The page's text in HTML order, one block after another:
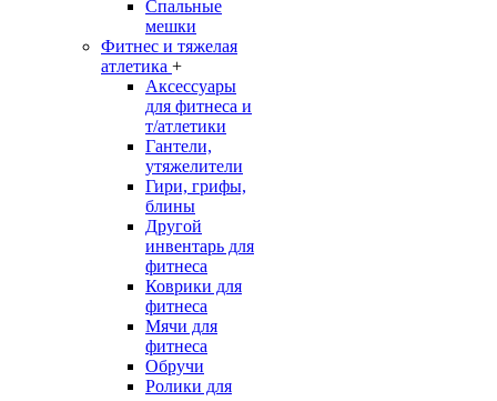
Спальные
мешки
Фитнес и тяжелая
атлетика +
Аксессуары
для фитнеса и
т/атлетики
Гантели,
утяжелители
Гири, грифы,
блины
Другой
инвентарь для
фитнеса
Коврики для
фитнеса
Мячи для
фитнеса
Обручи
Ролики для